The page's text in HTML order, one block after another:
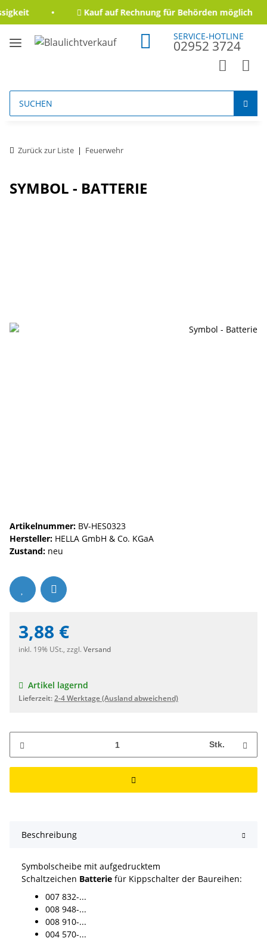
Kauf auf Rechnung für Behörden möglich
SERVICE-HOTLINE
02952 3724
Zurück zur Liste Feuerwehr
SYMBOL - BATTERIE
Artikelnummer: BV-HES0323
Hersteller: HELLA GmbH & Co. KGaA
Zustand: neu
3,88 €
inkl. 19% USt., zzgl. Versand
Artikel lagernd
Lieferzeit:2-4 Werktage(Ausland abweichend)
Stk.
Beschreibung
Symbolscheibe mit aufgedrucktem
Schaltzeichen Batterie für Kippschalter der Baureihen:
007 832-...
008 948-...
008 910-...
004 570-...